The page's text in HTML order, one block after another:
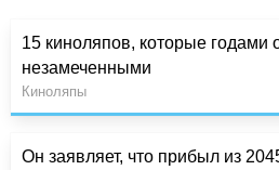
15 киноляпов, которые годами
незамеченными
Киноляпы
Он заявляет, что прибыл из